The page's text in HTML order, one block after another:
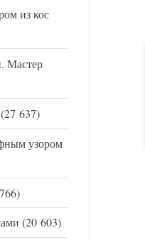
из кос
Мастер
(27 637)
узором
(20 603)